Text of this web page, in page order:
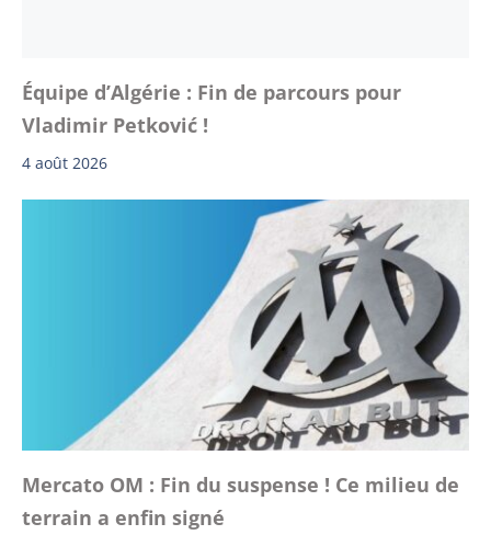
Équipe d’Algérie : Fin de parcours pour
Vladimir Petković !
4 août 2026
Mercato OM : Fin du suspense ! Ce milieu de
terrain a enfin signé